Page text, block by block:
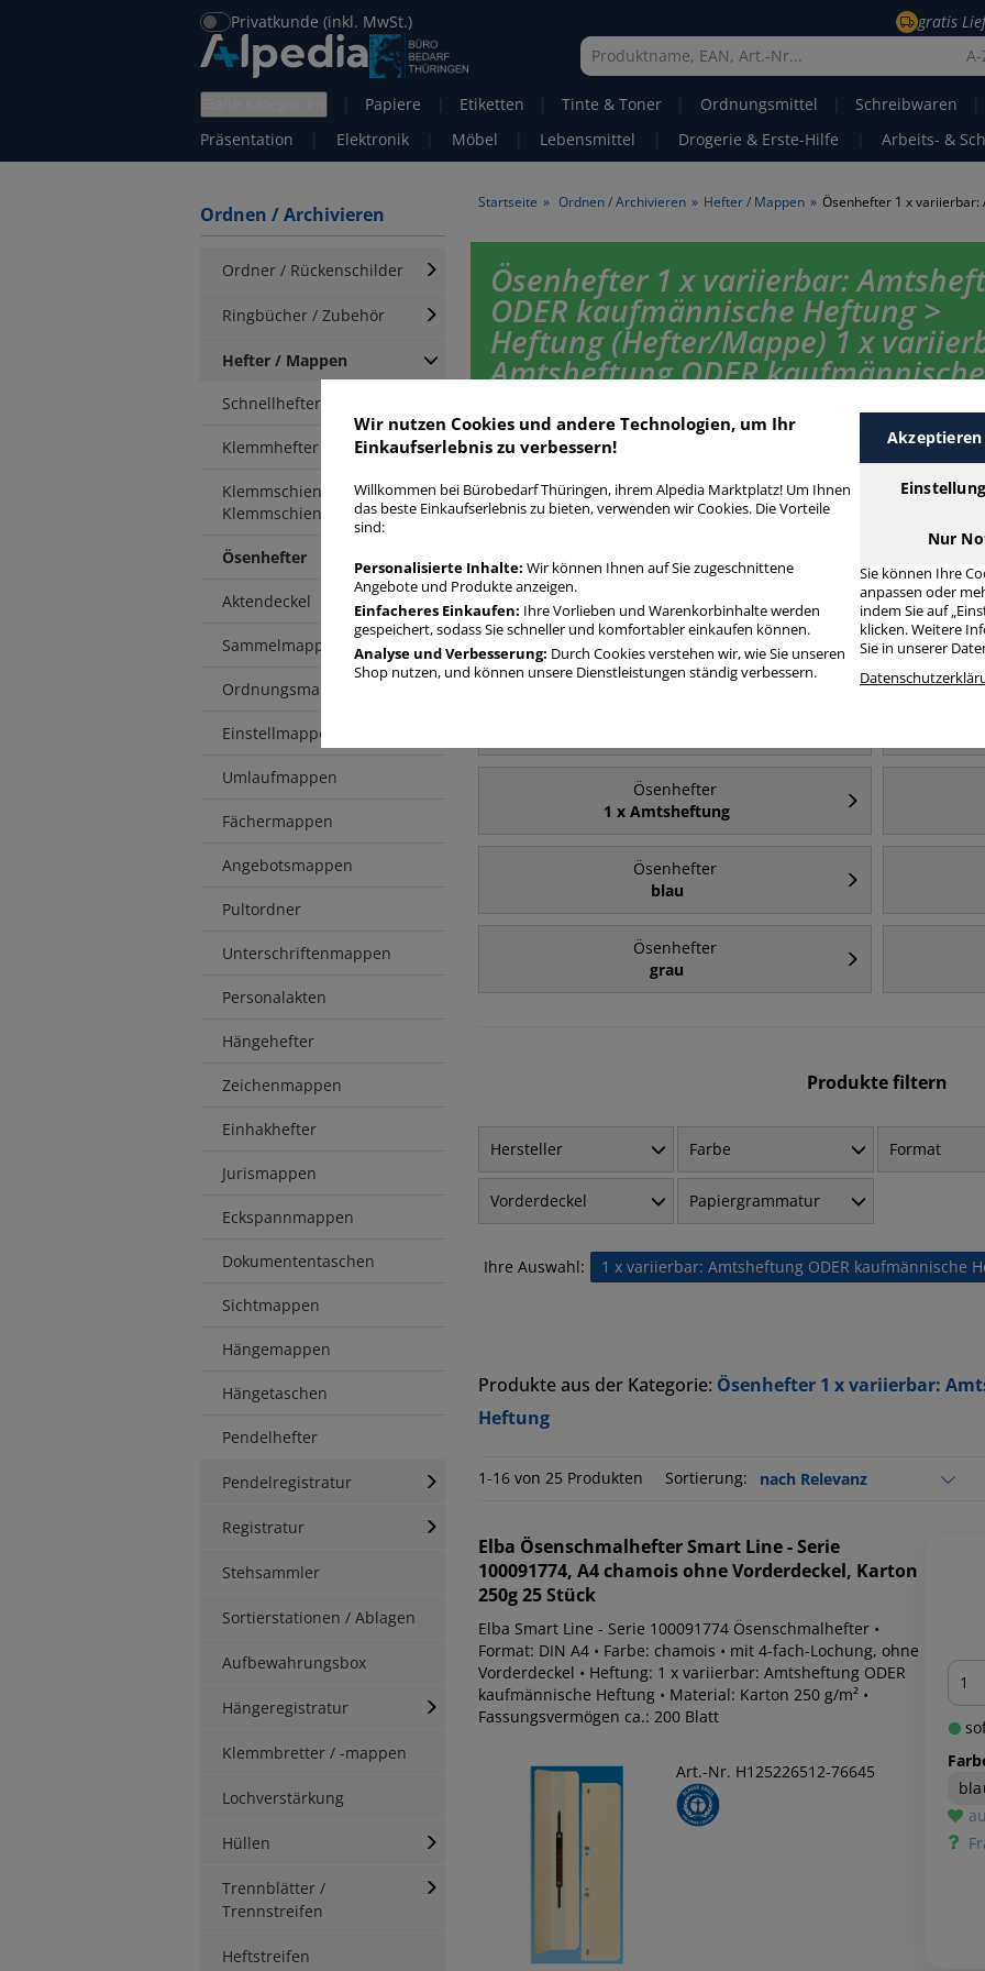
Privatkunde (inkl. MwSt.) gratis
A-
| Papiere | Etiketten | Tinte & Toner | Ordnungsmittel | Schreibwaren |
Präsentation
| Elektronik | Möbel | Lebensmittel | Drogerie & Erste-Hilfe | Arbeits- &
Ordnen / Archivieren
Ordner / Rückenschilder
Ringbücher / Zubehör
Hefter / Mappen
Schnellhefter
Klemmhefter
Klemmschienen /
Klemmschienenhüllen
Ösenhefter
Aktendeckel
Sammelmappen / -boxen
Ordnungsmappen
Einstellmappen
Umlaufmappen
Fächermappen
Angebotsmappen
Pultordner
Unterschriftenmappen
Personalakten
Hängehefter
Zeichenmappen
Einhakhefter
Jurismappen
Eckspannmappen
Dokumententaschen
Sichtmappen
Hängemappen
Hängetaschen
Pendelhefter
Pendelregistratur
Registratur
Stehsammler
Sortierstationen / Ablagen
Aufbewahrungsbox
Hängeregistratur
Klemmbretter / -mappen
Lochverstärkung
Hüllen
Trennblätter /
Trennstreifen
Heftstreifen
Startseite » Ordnen / Archivieren » Hefter / Mappen »
Ösenhefter 1 x variierbar:
ODER kaufmännische Heftung >
Heftung (Hefter/Mappe) 1 x
Amtsheftung ODER kaufmännische
Ösenhefter 1 x variierbar: Amtsheftung ODER kaufmännische Heftung
Amtsheftung ODER kaufmännische Heftung mit unserer Filter-Funktion.
Ösenhefter 1 x variierbar: Amtsheftung ODER
Häufig gesucht
Ösenhefter
1 x Amtsheftung
Ösenhefter
blau
Ösenhefter
grau
Produkte filtern
Hersteller Farbe Format
Vorderdeckel Papiergrammatur
Ihre Auswahl: 1 x variierbar: Amtsheftung ODER kaufmännische
Produkte aus der Kategorie: Ösenhefter 1 x variierbar:
Heftung
1-16 von 25 Produkten Sortierung:
Elba Ösenschmalhefter Smart Line - Serie
100091774, A4 chamois ohne Vorderdeckel, Karton
250g 25 Stück
Elba Smart Line - Serie 100091774 Ösenschmalhefter •
Format: DIN A4 • Farbe: chamois • mit 4-fach-Lochung, ohne
Vorderdeckel • Heftung: 1 x variierbar: Amtsheftung ODER
kaufmännische Heftung • Material: Karton 250 g/m² •
Fassungsvermögen ca.: 200 Blatt
Art.-Nr. H125226512-76645
Wir nutzen Cookies und andere Technologien, um Ihr
Einkaufserlebnis zu verbessern!
Willkommen bei Bürobedarf Thüringen, ihrem Alpedia Marktplatz! Um Ihnen
das beste Einkaufserlebnis zu bieten, verwenden wir Cookies. Die Vorteile
sind:
Personalisierte Inhalte: Wir können Ihnen auf Sie zugeschnittene
Angebote und Produkte anzeigen.
Einfacheres Einkaufen: Ihre Vorlieben und Warenkorbinhalte werden
gespeichert, sodass Sie schneller und komfortabler einkaufen können.
Analyse und Verbesserung: Durch Cookies verstehen wir, wie Sie unseren
Shop nutzen, und können unsere Dienstleistungen ständig verbessern.
Nur
Sie können Ihre
anpassen oder
indem Sie auf
klicken. Weitere
Sie in unserer